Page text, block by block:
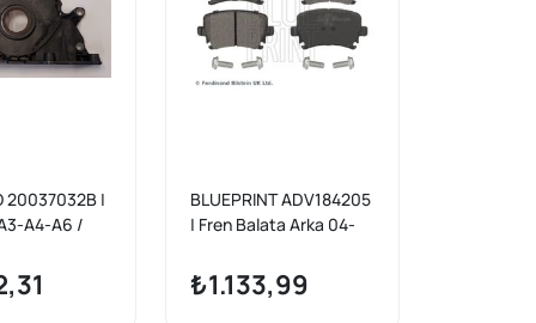
20037032B |
A4-A6 /
Ön Krank
DCXA /
BLUEPRINT ADV184205
| Fren Balata Arka 04-
₺1.133,99